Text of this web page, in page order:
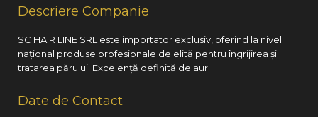
Descriere Companie
SC HAIR LINE SRL este importator exclusiv, oferind la nivel
național produse profesionale de elită pentru îngrijirea și
tratarea părului. Excelență definită de aur.
Date de Contact